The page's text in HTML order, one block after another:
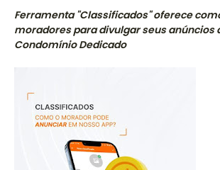
Ferramenta "Classificados" oferece
moradores para divulgar seus anúncios
Condomínio Dedicado